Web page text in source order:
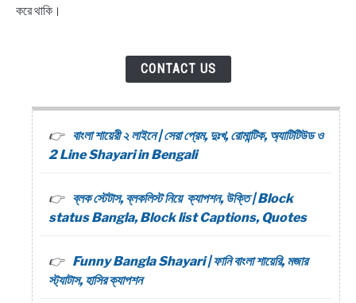
করে থাকি।
CONTACT US
বাংলা শায়েরী ২ লাইনে | সেরা প্রেম, দুঃখ, রোমান্টিক, অ্যাটিটিউড ও
2 Line Shayari in Bengali
ব্লক স্টেটাস, ব্লকলিস্ট নিয়ে ক্যাপশন, উক্তি | Block
status Bangla, Block list Captions, Quotes
Funny Bangla Shayari | ফানি বাংলা শায়েরি, মজার
স্ট্যাটাস, হাসির ক্যাপশন